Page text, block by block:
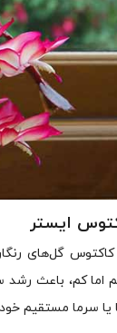
ایستر
کاکتوس گل‌های
اما کم، باعث رشد
یا سرما مستقیم